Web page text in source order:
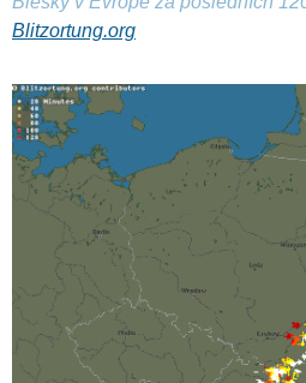
Blitzortung.org